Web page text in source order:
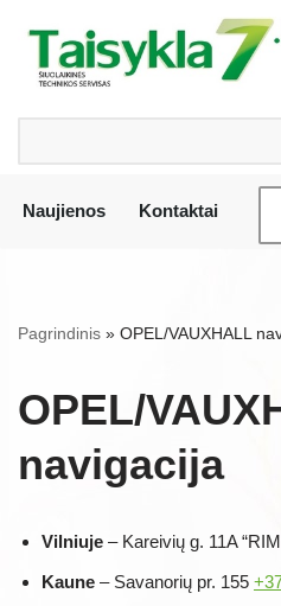
Pereiti
prie
turinio
Naujienos Kontaktai
Pagrindinis » OPEL/VAUXHALL
OPEL/
navigacija
Vilniuje – Kareivių g. 11A
Kaune – Savanorių pr. 155